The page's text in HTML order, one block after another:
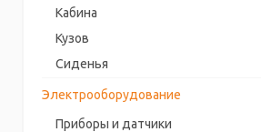
Кабина
Кузов
Сиденья
Электрооборудование
Приборы и датчики